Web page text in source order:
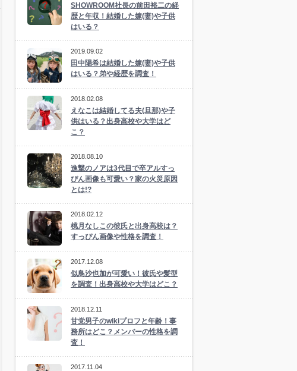
SHOWROOM社長の前田裕二の経
歴と年収！結婚した嫁(妻)や子供
はいる？
2019.09.02
田中陽希は結婚した嫁(妻)や子供
はいる？弟や経歴を調査！
2018.02.08
えなこは結婚してる夫(旦那)や子
供はいる？出身高校や大学はど
こ？
2018.08.10
進撃のノアは3代目で卒アルすっ
ぴん画像も可愛い？家の火災原因
とは!?
2018.02.12
桃月なしこの彼氏と出身高校は？
すっぴん画像や性格を調査！
2017.12.08
似鳥沙也加が可愛い！彼氏や髪型
を調査！出身高校や大学はどこ？
2018.12.11
甘党男子のwikiプロフと年齢！事
務所はどこ？メンバーの性格を調
査！
2017.11.04